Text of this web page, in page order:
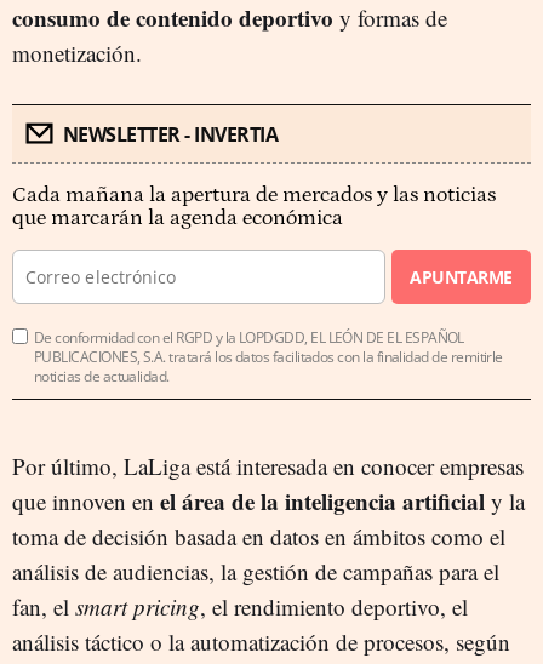
consumo de contenido deportivo y formas de
monetización.
NEWSLETTER - INVERTIA
Cada mañana la apertura de mercados y las noticias
que marcarán la agenda económica
APUNTARME
De conformidad con el RGPD y la LOPDGDD, EL LEÓN DE EL ESPAÑOL
PUBLICACIONES, S.A. tratará los datos facilitados con la finalidad de remitirle
noticias de actualidad.
Por último, LaLiga está interesada en conocer empresas
que innoven en el área de la inteligencia artificial y la
toma de decisión basada en datos en ámbitos como el
análisis de audiencias, la gestión de campañas para el
fan, el smart pricing, el rendimiento deportivo, el
análisis táctico o la automatización de procesos, según